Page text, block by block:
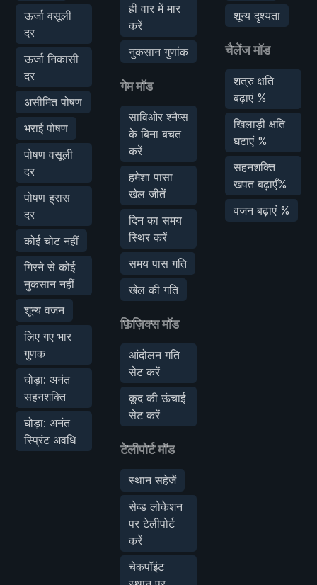
ऊर्जा वसूली
दर
ऊर्जा निकासी
दर
असीमित पोषण
भराई पोषण
पोषण वसूली
दर
पोषण ह्रास
दर
कोई चोट नहीं
गिरने से कोई
नुकसान नहीं
शून्य वजन
लिए गए भार
गुणक
घोड़ा: अनंत
सहनशक्ति
घोड़ा: अनंत
स्प्रिंट अवधि
ही वार में मार
करें
नुकसान गुणांक
गेम मॉड
साविओर श्नैप्स
के बिना बचत
करें
हमेशा पासा
खेल जीतें
दिन का समय
स्थिर करें
समय पास गति
खेल की गति
फ़िज़िक्स मॉड
आंदोलन गति
सेट करें
कूद की ऊंचाई
सेट करें
टेलीपोर्ट मॉड
स्थान सहेजें
सेव्ड लोकेशन
पर टेलीपोर्ट
करें
चेकपॉइंट
शून्य दृश्यता
चैलेंज मॉड
शत्रु क्षति
बढ़ाएं %
खिलाड़ी क्षति
घटाएं %
सहनशक्ति
खपत बढ़ाएँ%
वजन बढ़ाएं %